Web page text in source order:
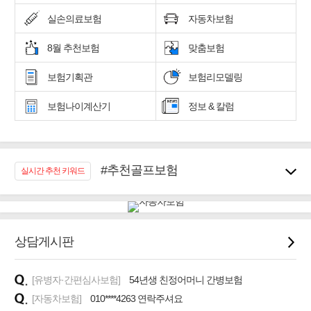
실손의료보험 자동차보험
8월 추천보험 맞춤보험
보험기획관 보험리모델링
보험나이계산기 정보 & 칼럼
실시간 추천 키워드
#추천골프보험
#노후대비 연금재테크!
#임플란트, 치아치료보장
#바뀌기전에 4세대 가입
상담게시판
[유병자·간편심사보험]
54년생 친정어머니 간병보험
[자동차보험]
010****4263 연락주셔요